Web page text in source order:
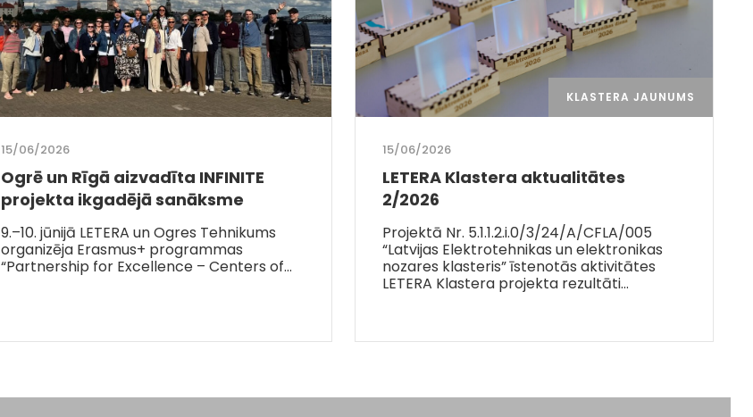
15/06/2026
Ogrē un Rīgā aizvadīta INFINITE
projekta ikgadējā sanāksme
9.–10. jūnijā LETERA un Ogres Tehnikums
organizēja Erasmus+ programmas
“Partnership for Excellence – Centers of…
KLASTERA JAUNUMS
15/06/2026
LETERA Klastera aktualitātes
2/2026
Projektā Nr. 5.1.1.2.i.0/3/24/A/CFLA/005
“Latvijas Elektrotehnikas un elektronikas
nozares klasteris” īstenotās aktivitātes
LETERA Klastera projekta rezultāti…